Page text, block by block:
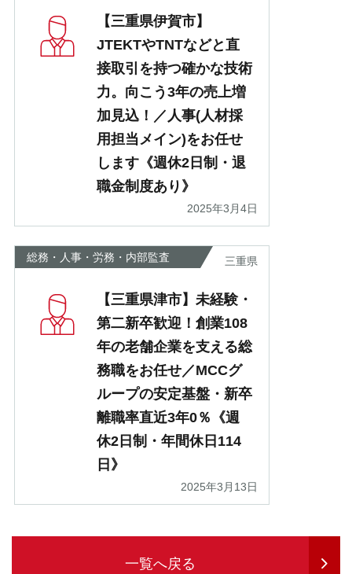
【三重県伊賀市】
JTEKTやTNTなどと直
接取引を持つ確かな技術
力。向こう3年の売上増
加見込！／人事(人材採
用担当メイン)をお任せ
します《週休2日制・退
職金制度あり》
2025年3月4日
総務・人事・労務・内部監査 三重県
【三重県津市】未経験・
第二新卒歓迎！創業108
年の老舗企業を支える総
務職をお任せ／MCCグ
ループの安定基盤・新卒
離職率直近3年0％《週
休2日制・年間休日114
日》
2025年3月13日
一覧へ戻る